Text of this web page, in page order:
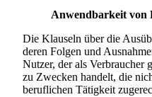
Anwendbarkeit von
Die Klauseln über die
deren Folgen und
Nutzer, der als Verbraucher
zu Zwecken handelt, die
beruflichen Tätigkeit